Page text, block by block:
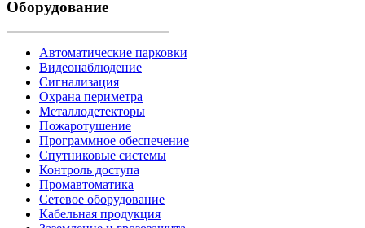
Оборудование
Автоматические парковки
Видеонаблюдение
Сигнализация
Охрана периметра
Металлодетекторы
Пожаротушение
Программное обеспечение
Спутниковые системы
Контроль доступа
Промавтоматика
Сетевое оборудование
Кабельная продукция